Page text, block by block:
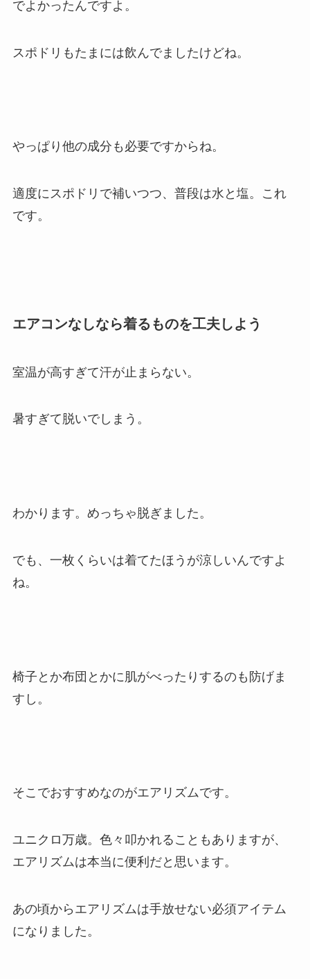
でよかったんですよ。
スポドリもたまには飲んでましたけどね。
やっぱり他の成分も必要ですからね。
適度にスポドリで補いつつ、普段は水と塩。これ
です。
エアコンなしなら着るものを工夫しよう
室温が高すぎて汗が止まらない。
暑すぎて脱いでしまう。
わかります。めっちゃ脱ぎました。
でも、一枚くらいは着てたほうが涼しいんですよ
ね。
椅子とか布団とかに肌がべったりするのも防げま
すし。
そこでおすすめなのがエアリズムです。
ユニクロ万歳。色々叩かれることもありますが、
エアリズムは本当に便利だと思います。
あの頃からエアリズムは手放せない必須アイテム
になりました。